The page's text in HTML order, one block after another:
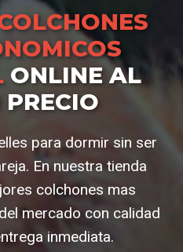
ONLINE AL
para dormir sin ser
En nuestra tienda
colchones mas
mercado con calidad
inmediata.